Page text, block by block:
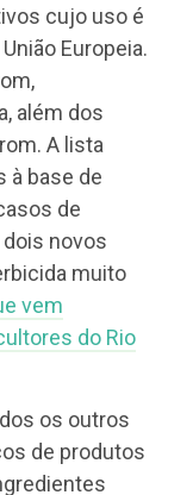
cujo uso é
Europeia.
além dos
A lista
à base de
de
novos
muito
vem
do Rio
os outros
de produtos